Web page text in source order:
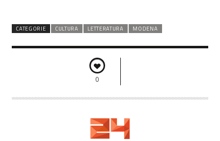
CATEGORIE CULTURA LETTERATURA MODENA
0